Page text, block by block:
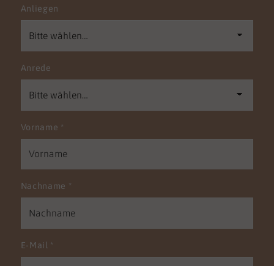
Anliegen
Anrede
Vorname *
Nachname *
E-Mail *